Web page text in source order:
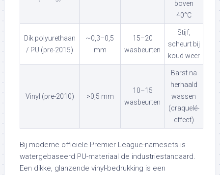
boven
40°C
Dik polyurethaan
/ PU (pre-2015)
~0,3–0,5
mm
15–20
wasbeurten
Stijf,
scheurt bij
koud weer
Vinyl (pre-2010) >0,5 mm
10–15
wasbeurten
Barst na
herhaald
wassen
(craquelé-
effect)
Bij moderne officiële Premier League-namesets is
watergebaseerd PU-materiaal de industriestandaard.
Een dikke, glanzende vinyl-bedrukking is een